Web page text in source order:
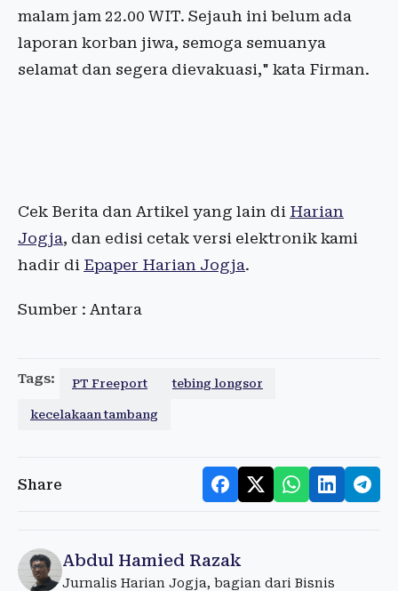
malam jam 22.00 WIT. Sejauh ini belum ada
laporan korban jiwa, semoga semuanya
selamat dan segera dievakuasi," kata Firman.
Cek Berita dan Artikel yang lain di Harian
Jogja, dan edisi cetak versi elektronik kami
hadir di Epaper Harian Jogja.
Sumber : Antara
Tags: PT Freeport tebing longsor
kecelakaan tambang
Share
Abdul Hamied Razak
Jurnalis Harian Jogja, bagian dari Bisnis